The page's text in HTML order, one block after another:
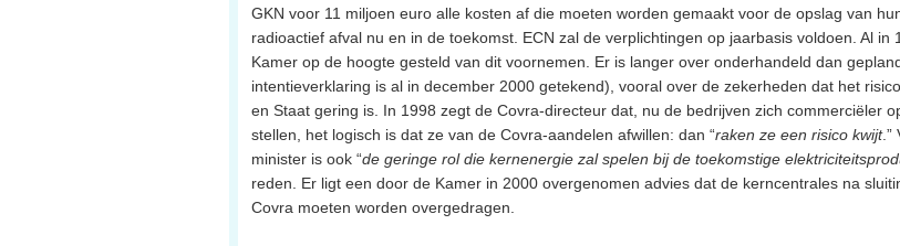
GKN voor 11 miljoen euro alle kosten af die moeten worden gemaakt voor de opslag van
radioactief afval nu en in de toekomst. ECN zal de verplichtingen op jaarbasis voldoen. Al in
Kamer op de hoogte gesteld van dit voornemen. Er is langer over onderhandeld dan
intentieverklaring is al in december 2000 getekend), vooral over de zekerheden dat het
en Staat gering is. In 1998 zegt de Covra-directeur dat, nu de bedrijven zich commerciëler
stellen, het logisch is dat ze van de Covra-aandelen afwillen: dan “raken ze een risico kwijt.”
minister is ook “de geringe rol die kernenergie zal spelen bij de toekomstige
reden. Er ligt een door de Kamer in 2000 overgenomen advies dat de kerncentrales na
Covra moeten worden overgedragen.